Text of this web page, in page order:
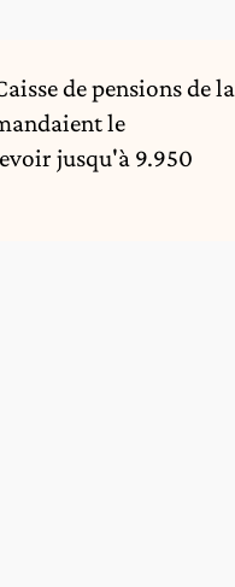
de pensions de la
le
jusqu'à 9.950